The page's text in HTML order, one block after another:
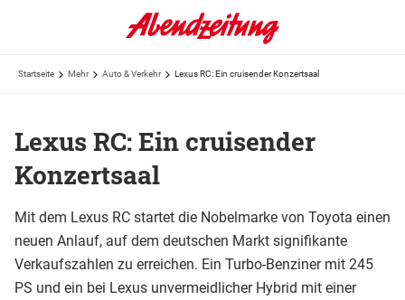
Startseite Mehr Auto & Verkehr Lexus RC: Ein cruisender Konzertsaal
Lexus RC: Ein cruisender
Konzertsaal
Mit dem Lexus RC startet die Nobelmarke von Toyota einen
neuen Anlauf, auf dem deutschen Markt signifikante
Verkaufszahlen zu erreichen. Ein Turbo-Benziner mit 245
PS und ein bei Lexus unvermeidlicher Hybrid mit einer